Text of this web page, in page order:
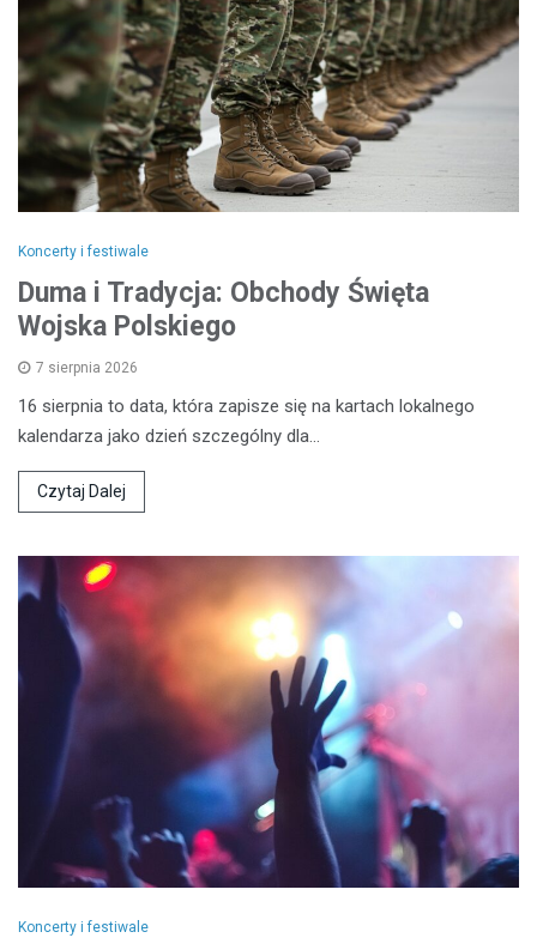
Koncerty i festiwale
Duma i Tradycja: Obchody Święta
Wojska Polskiego
7 sierpnia 2026
16 sierpnia to data, która zapisze się na kartach lokalnego
kalendarza jako dzień szczególny dla…
Czytaj Dalej
Koncerty i festiwale